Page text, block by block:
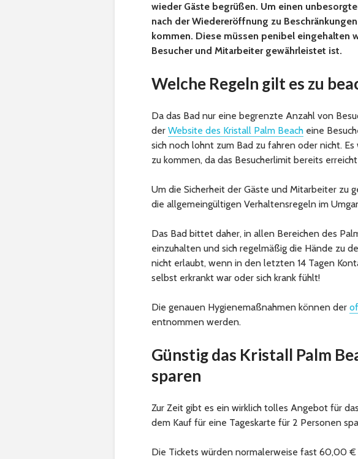
wieder Gäste begrüßen. Um einen
nach der Wiedereröffnung zu
kommen. Diese müssen penibel eingehalten
Besucher und Mitarbeiter gewährleistet ist.
Welche Regeln gilt es zu
Da das Bad nur eine begrenzte Anzahl von
der Website des Kristall Palm Beach eine
sich noch lohnt zum Bad zu fahren oder nicht.
zu kommen, da das Besucherlimit bereits
Um die Sicherheit der Gäste und Mitarbeiter zu
die allgemeingültigen Verhaltensregeln im
Das Bad bittet daher, in allen Bereichen des
einzuhalten und sich regelmäßig die Hände zu
nicht erlaubt, wenn in den letzten 14 Tagen
selbst erkrankt war oder sich krank fühlt!
Die genauen Hygienemaßnahmen können der
entnommen werden.
Günstig das Kristall Palm
sparen
Zur Zeit gibt es ein wirklich tolles Angebot für
dem Kauf für eine Tageskarte für 2 Personen
Die Tickets würden normalerweise fast 60,00